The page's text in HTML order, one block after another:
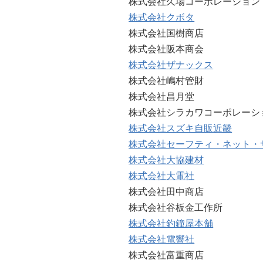
株式会社クボタ
株式会社国樹商店
株式会社阪本商会
株式会社ザナックス
株式会社嶋村管財
株式会社昌月堂
株式会社シラカワコーポレーシ
株式会社スズキ自販近畿
株式会社セーフティ・ネット・
株式会社大協建材
株式会社大電社
株式会社田中商店
株式会社谷板金工作所
株式会社釣鐘屋本舗
株式会社電響社
株式会社富重商店